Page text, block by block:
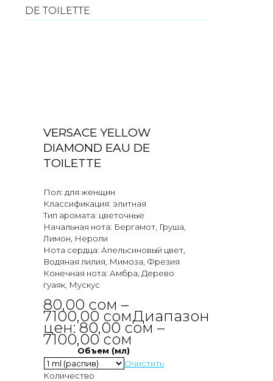
DE TOILETTE
VERSACE YELLOW
DIAMOND EAU DE
TOILETTE
Пол: для женщин
Классификация: элитная
Тип аромата: цветочные
Начальная нота: Бергамот, Груша,
Лимон, Нероли
Нота сердца: Апельсиновый цвет,
Водяная лилия, Мимоза, Фрезия
Конечная нота: Амбра, Дерево
гуаяк, Мускус
80,00 сом –
7100,00сомДиапазон
цен: 80,00 сом –
7100,00 сом
Объем (мл)
Очистить
Количество